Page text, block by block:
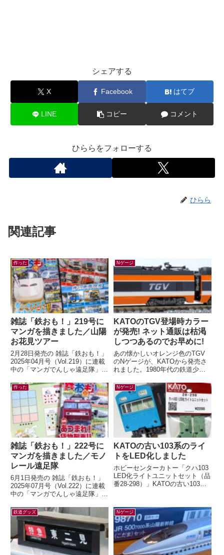
シェアする
X Facebook はてブ
LINE コピー コメント
ひららをフォローする
ひらら
関連記事
作った
雑誌「鉄おも！」219号に
マンガを描きました／山陽
お花見ツアー
2月28日発売の 雑誌「鉄おも！」
2025年04月号（Vol.219）に連載
中の「マンガでんしゃ遠足隊」最
ロマンの山陽お花見ツアー...
Nゲージ
KATOのTGV登場時カラー
が発売! ネット通販は枯渇
しつつあるのでお早めに!
あの懐かしいオレンジ色のTGV
のNゲージが、KATOから発売さ
れました。1980年代の鉄道少年
ったのが、この初代TGV。フラ
ンスの...
作った
雑誌「鉄おも！」222号に
マンガを描きました／モノ
レール遠足隊
6月1日発売の 雑誌「鉄おも！」
2025年07月号（Vol.222）に連載
中の「マンガでんしゃ遠足隊」最
がる？ぶらさがる？それゆけ...
Nゲージ
KATOの古い103系のライ
トをLED化しました
ホビーセンターカトー「クハ103
LED化ライトユニットセット（品
番28-298）」KATOの古い103系
鉄道グッズ Nゲージ